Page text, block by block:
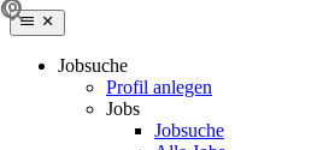
Jobsuche
Profil anlegen
Jobs
Jobsuche